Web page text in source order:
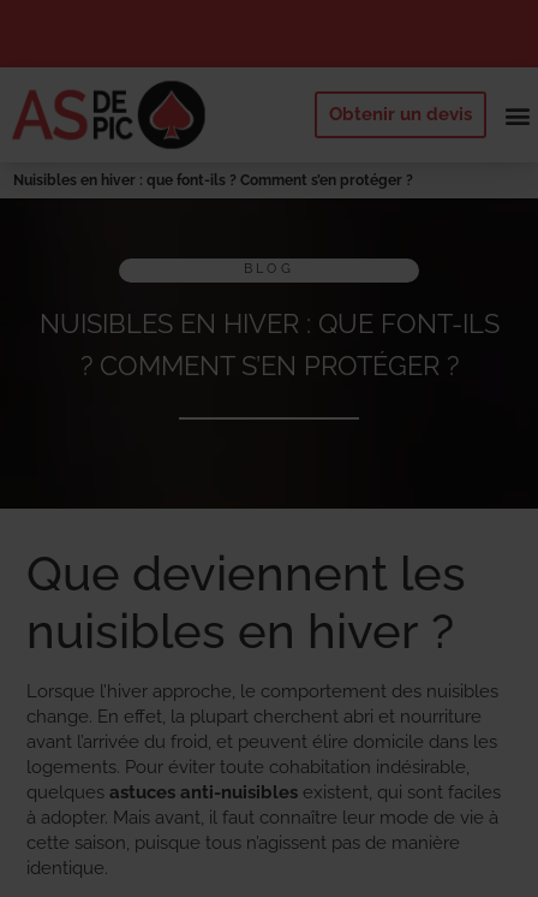
Obtenir un devis
Nuisibles en hiver : que font-ils ? Comment s’en protéger ?
BLOG
NUISIBLES EN HIVER : QUE FONT-ILS
? COMMENT S’EN PROTÉGER ?
Que deviennent les
nuisibles en hiver ?
Lorsque l’hiver approche, le comportement des nuisibles
change. En effet, la plupart cherchent abri et nourriture
avant l’arrivée du froid, et peuvent élire domicile dans les
logements. Pour éviter toute cohabitation indésirable,
quelques astuces anti-nuisibles existent, qui sont faciles
à adopter. Mais avant, il faut connaître leur mode de vie à
cette saison, puisque tous n’agissent pas de manière
identique.